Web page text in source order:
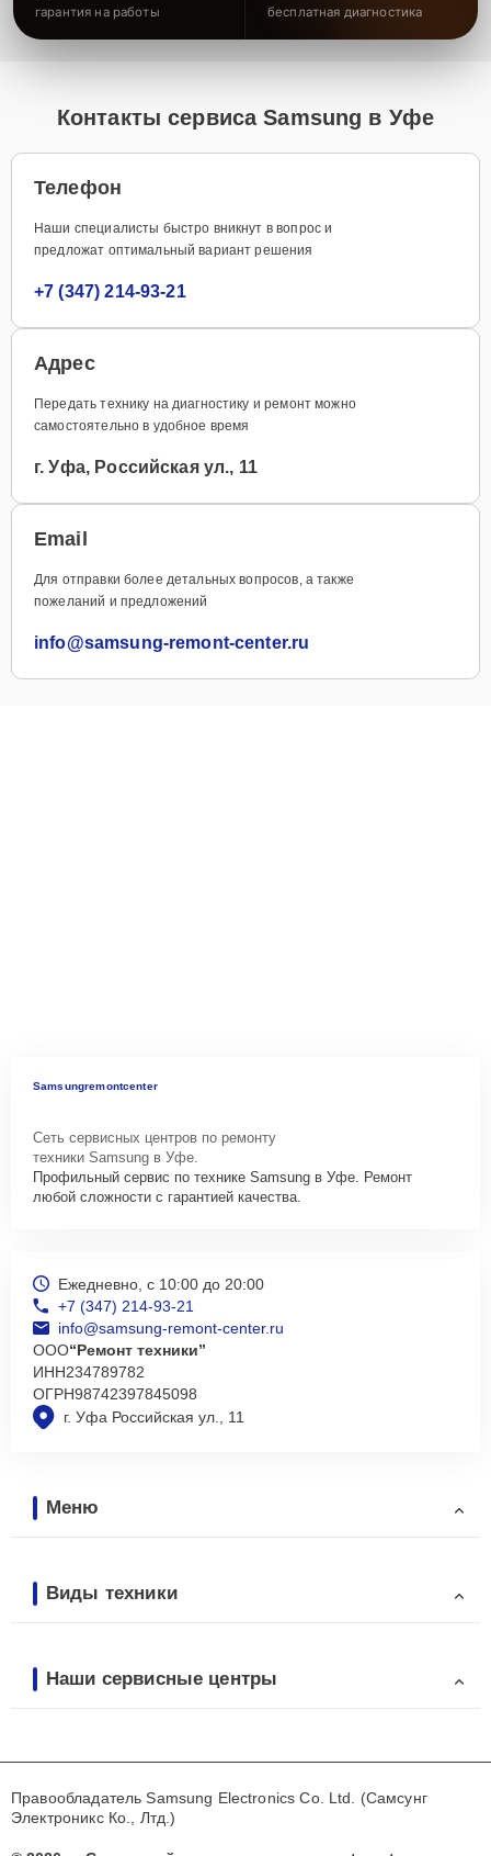
гарантия на работы бесплатная диагностика
Контакты сервиса Samsung в Уфе
Телефон
Наши специалисты быстро вникнут в вопрос и
предложат оптимальный вариант решения
+7 (347) 214-93-21
Адрес
Передать технику на диагностику и ремонт можно
самостоятельно в удобное время
г. Уфа, Российская ул., 11
Email
Для отправки более детальных вопросов, а также
пожеланий и предложений
info@samsung-remont-center.ru
Samsungremontcenter
Сеть сервисных центров по ремонту
техники Samsung в Уфе.
Профильный сервис по технике Samsung в Уфе. Ремонт
любой сложности с гарантией качества.
г. Уфа Российская ул., 11
Ежедневно, с 10:00 до 20:00
+7 (347) 214-93-21
info@samsung-remont-center.ru
ООО“Ремонт техники”
ИНН234789782
ОГРН98742397845098
Меню
Виды техники
Наши сервисные центры
Правообладатель Samsung Electronics Co. Ltd. (Самсунг
Электроникс Ко., Лтд.)